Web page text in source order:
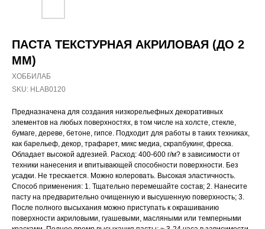
ПАСТА ТЕКСТУРНАЯ АКРИЛОВАЯ (ДО 2
ММ)
ХОББИЛАБ
SKU: HLAB0120
Предназначена для создания низкорельефных декоративных
элементов на любых поверхностях, в том числе на холсте, стекле,
бумаге, дереве, бетоне, гипсе. Подходит для работы в таких техниках,
как барельеф, декор, трафарет, микс медиа, скрапбукинг, фреска.
Обладает высокой адгезией. Расход: 400-600 г/м? в зависимости от
техники нанесения и впитывающей способности поверхности. Без
усадки. Не трескается. Можно колеровать. Высокая эластичность.
Способ применения: 1. Тщательно перемешайте состав; 2. Нанесите
пасту на предварительно очищенную и высушенную поверхность; 3.
После полного высыхания можно приступать к окрашиванию
поверхности акриловыми, гуашевыми, масляными или темперными